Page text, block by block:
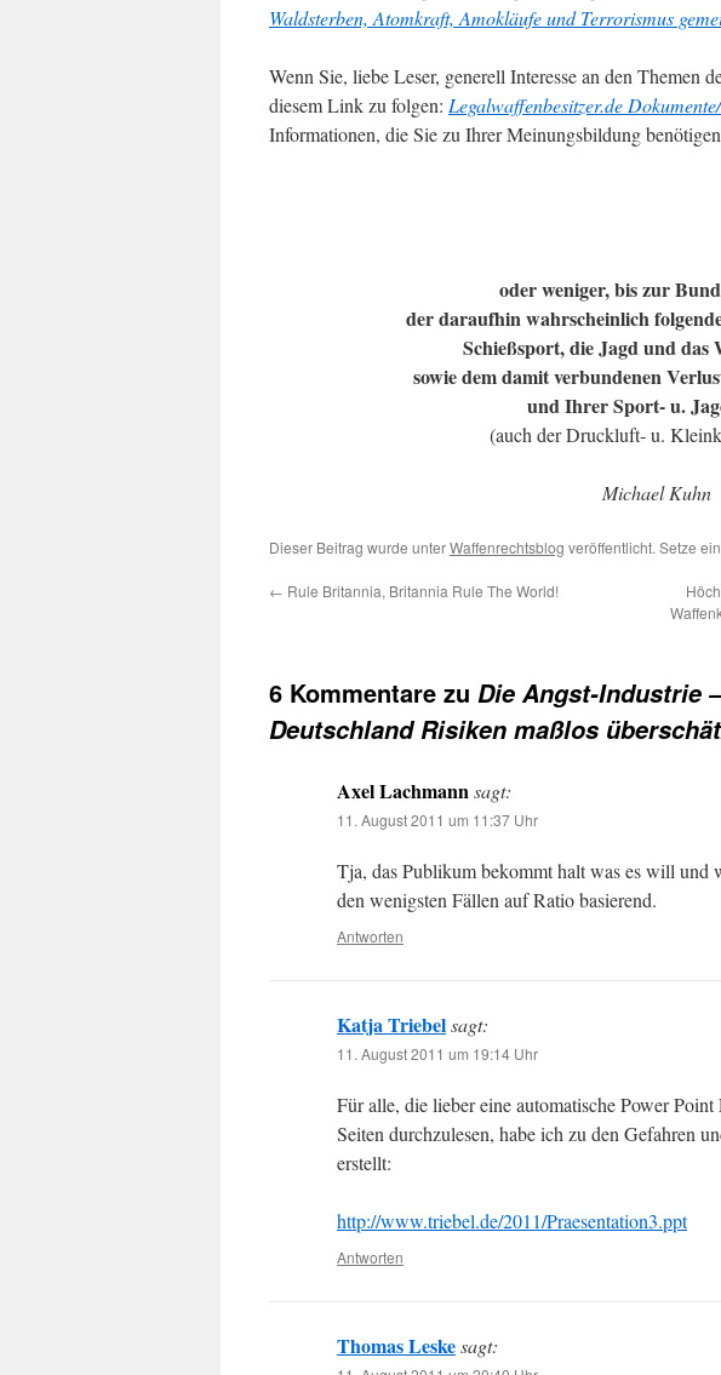
Waldsterben, Atomkraft, Amokläufe und Terrorismus
Wenn Sie, liebe Leser, generell Interesse an den Themen
diesem Link zu folgen: Legalwaffenbesitzer.de
Informationen, die Sie zu Ihrer Meinungsbildung
oder weniger, bis zur
der daraufhin wahrscheinlich
Schießsport, die Jagd und das
sowiedem damit verbundenen
und Ihrer Sport- u.
(auch der Druckluft- u.
Michael Kuhn
Dieser Beitrag wurde unterWaffenrechtsblog veröffentlicht. Setze
← Rule Britannia, Britannia Rule The World!
6 Kommentare zu Die Angst-Industrie
Deutschland Risiken maßlos
Axel Lachmannsagt:
11. August 2011 um 11:37 Uhr
Tja, das Publikum bekommt halt was es will und
den wenigsten Fällen auf Ratio basierend.
Antworten
Katja Triebelsagt:
11. August 2011 um 19:14 Uhr
Für alle, die lieber eine automatische Power
Seiten durchzulesen, habe ich zu den Gefahren
erstellt:
http://www.triebel.de/2011/Praesentation3.ppt
Antworten
Thomas Leskesagt: